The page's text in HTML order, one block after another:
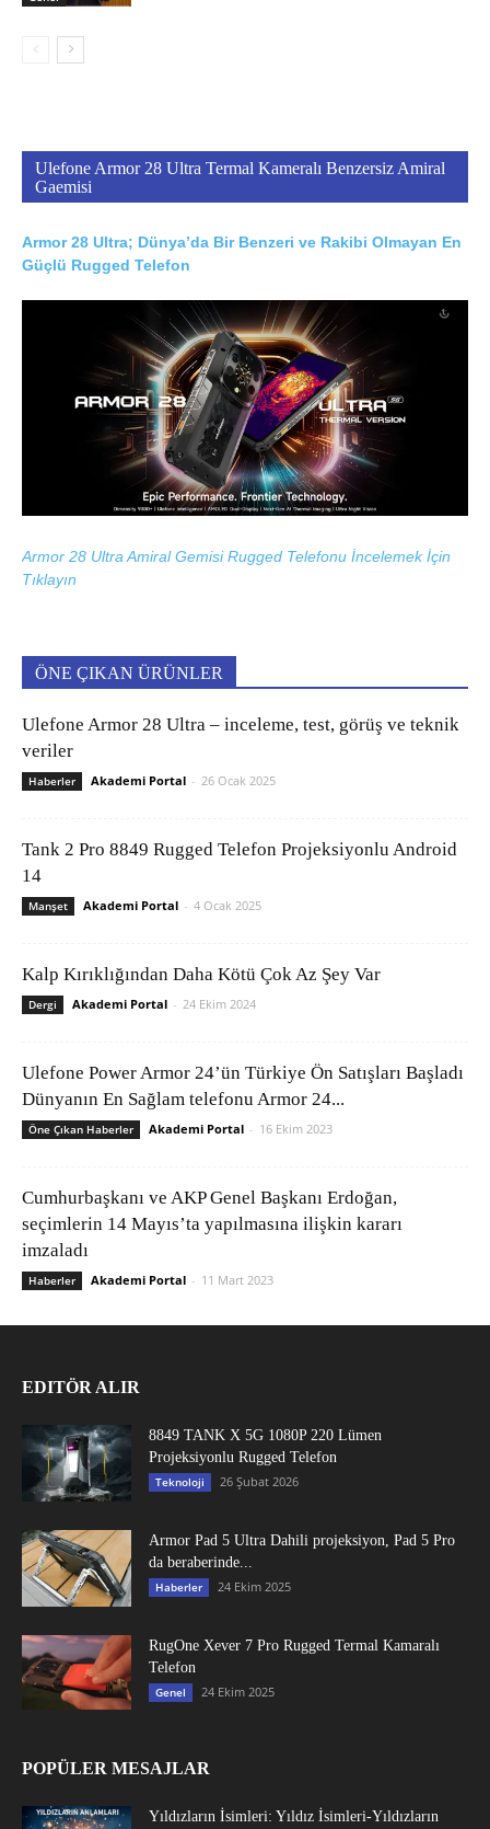
Ulefone Armor 28 Ultra Termal Kameralı Benzersiz Amiral
Gaemisi
Armor 28 Ultra; Dünya’da Bir Benzeri ve Rakibi Olmayan En
Güçlü Rugged Telefon
Armor 28 Ultra Amiral Gemisi Rugged Telefonu İncelemek İçin
Tıklayın
ÖNE ÇIKAN ÜRÜNLER
Ulefone Armor 28 Ultra – inceleme, test, görüş ve teknik
veriler
Haberler Akademi Portal - 26 Ocak 2025
Tank 2 Pro 8849 Rugged Telefon Projeksiyonlu Android
14
Manşet Akademi Portal - 4 Ocak 2025
Kalp Kırıklığından Daha Kötü Çok Az Şey Var
Dergi Akademi Portal - 24 Ekim 2024
Ulefone Power Armor 24’ün Türkiye Ön Satışları Başladı
Dünyanın En Sağlam telefonu Armor 24...
Öne Çıkan Haberler Akademi Portal - 16 Ekim 2023
Cumhurbaşkanı ve AKP Genel Başkanı Erdoğan,
seçimlerin 14 Mayıs’ta yapılmasına ilişkin kararı
imzaladı
Haberler Akademi Portal - 11 Mart 2023
EDITÖR ALIR
8849 TANK X 5G 1080P 220 Lümen
Projeksiyonlu Rugged Telefon
Teknoloji 26 Şubat 2026
Armor Pad 5 Ultra Dahili projeksiyon, Pad 5 Pro
da beraberinde...
Haberler 24 Ekim 2025
RugOne Xever 7 Pro Rugged Termal Kamaralı
Telefon
Genel 24 Ekim 2025
POPÜLER MESAJLAR
Yıldızların İsimleri: Yıldız İsimleri-Yıldızların